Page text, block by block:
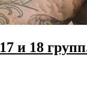
и 18